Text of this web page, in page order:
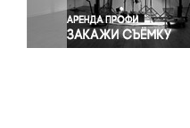
Экономика и бизнес